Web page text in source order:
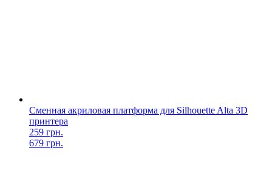
Сменная акриловая платформа для Silhouette Alta 3D
принтера
259 грн.
679 грн.